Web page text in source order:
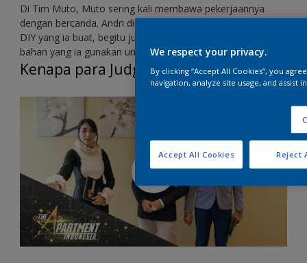
Di Tim Muto, Muto sering kali membawa pekerjaannya
dengan bercanda. Andri di Tim Kaemita merasa PD dengan
DIY yang ia buat, begitu juga dengan Tim Ladis, karena
bahan yang ia gunakan untuk DIY-nya berbeda dari tim lain.
Kenapa para Judges sesak nafas?
We respect your privacy.
By clicking “Accept All Cookies”, you
navigation, analyze site usage, and
Reject
Accept All Cookies